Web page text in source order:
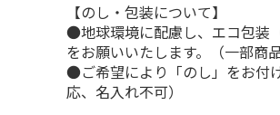
【のし・包装について】
●地球環境に配慮し、エコ包装
をお願いいたします。（一部商
●ご希望により「のし」をお付
応、名入れ不可）